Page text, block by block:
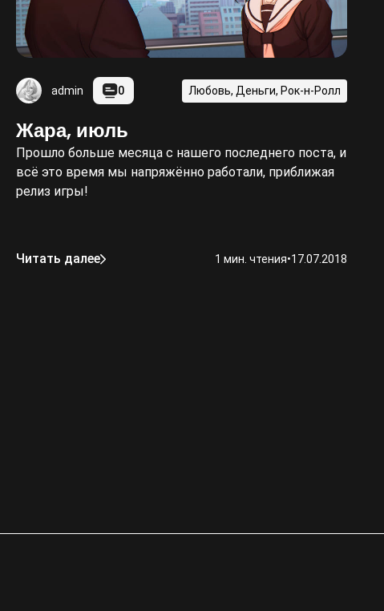
admin 0 Любовь, Деньги, Рок-н-Ролл
Жара, июль
Прошло больше месяца с нашего последнего поста, и
всё это время мы напряжённо работали, приближая
релиз игры!
Читать далее 1 мин. чтения•17.07.2018